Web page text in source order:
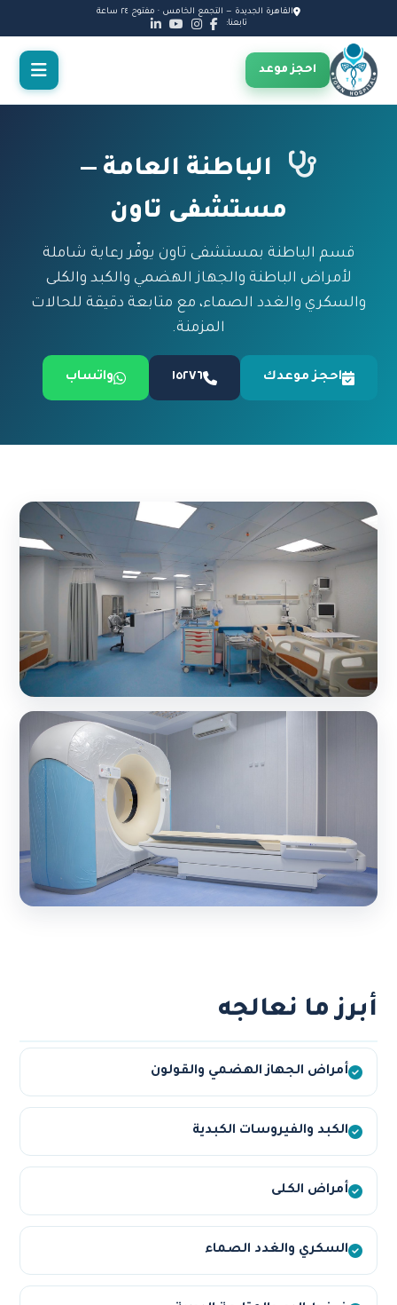
القاهرة الجديدة — التجمع الخامس · مفتوح ٢٤ ساعة
تابعنا:
احجز موعد
الباطنة العامة —
مستشفى تاون
قسم الباطنة بمستشفى تاون يوفّر رعاية شاملة
لأمراض الباطنة والجهاز الهضمي والكبد والكلى
والسكري والغدد الصماء، مع متابعة دقيقة للحالات
المزمنة.
احجز موعدك ١٥٢٧٦ واتساب
أبرز ما نعالجه
أمراض الجهاز الهضمي والقولون
الكبد والفيروسات الكبدية
أمراض الكلى
السكري والغدد الصماء